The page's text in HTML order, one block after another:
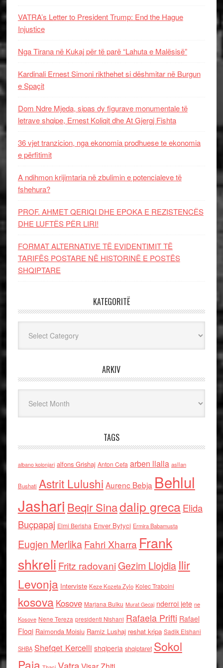
VATRA’s Letter to President Trump: End the Hague
Injustice
Nga Tirana në Kukaj për të parë “Lahuta e Malësisë”
Kardinali Ernest Simoni rikthehet si dëshmitar në Burgun
e Spaçit
Dom Ndre Mjeda, sipas dy figurave monumentale të
letrave shqipe, Ernest Koliqit dhe At Gjergj Fishta
36 vjet tranzicion, nga ekonomia prodhuese te ekonomia
e përfitimit
A ndihmon krijimtaria në zbulimin e potencialeve të
fshehura?
PROF. AHMET QERIQI DHE EPOKA E REZISTENCЁS
DHE LUFTЁS PЁR LIRI!
FORMAT ALTERNATIVE TË EVIDENTIMIT TË
TARIFËS POSTARE NË HISTORINË E POSTËS
SHQIPTARE
KATEGORITË
ARKIV
TAGS
albano kolonjari alfons Grishaj Anton Cefa arben llalla asllan
Bushati Astrit Lulushi Aurenc Bebja Behlul
Jashari Beqir Sinadalip grecaElida
Buçpapaj Elmi Berisha Enver Bytyci Ermira Babamusta
Eugjen MerlikaFahri Xharra Frank
shkreli Fritz radovaniGezim Llojdia Ilir
Levonja Interviste Keze Kozeta Zylo Kolec Traboini
kosova Kosove Marjana Bulku Murat Gecaj nderroi jete ne
Kosove Nene Tereza presidenti Nishani Rafaela Prifti Rafael
Floqi Raimonda Moisiu Ramiz Lushaj reshat kripa Sadik Elshani
SHBA Shefqet Kercelli shqiperia shqiptaret Sokol
Paja
Vatra